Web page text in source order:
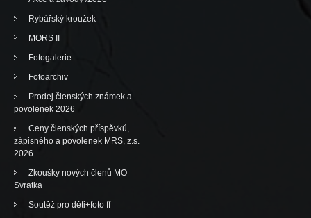
Rybářský kroužek
MORS II
Fotogalerie
Fotoarchiv
Prodej členských známek a
povolenek 2026
Ceny členských příspěvků,
zápisného a povolenek MRS, z.s.
2026
Zkoušky nových členů MO
Svratka
Soutěž pro děti+foto ff